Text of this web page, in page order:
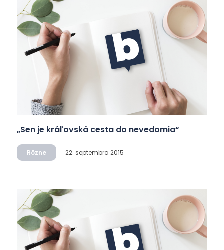
„Sen je kráľovská cesta do nevedomia“
Rôzne 22. septembra 2015